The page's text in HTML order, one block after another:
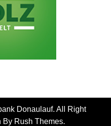
Donaulauf. All Right
By Rush Themes.